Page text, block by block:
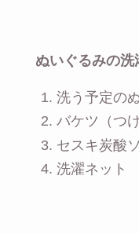
ぬいぐるみの
洗う予定の
バケツ（つ
セスキ炭酸
洗濯ネット